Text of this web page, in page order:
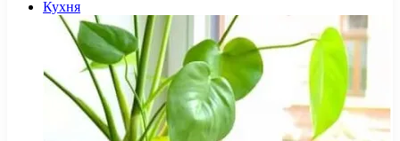
Кухня